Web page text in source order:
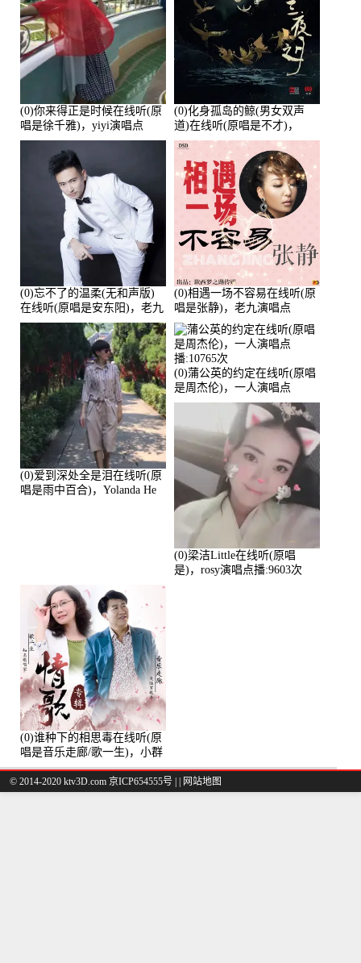
(0)你来得正是时候在线听(原
唱是徐千雅)，yiyi演唱点
播:21991次
(0)化身孤岛的鲸(男女双声
道)在线听(原唱是不才)，
HGBai演唱点播:19428次
(0)忘不了的温柔(无和声版)
在线听(原唱是安东阳)，老九
演唱点播:17392次
(0)相遇一场不容易在线听(原
唱是张静)，老九演唱点
播:11453次
(0)爱到深处全是泪在线听(原
唱是雨中百合)，Yolanda He
(0)蒲公英的约定在线听(原唱
是周杰伦)，一人演唱点
播:10765次
(0)梁洁Little在线听(原唱
是)，rosy演唱点播:9603次
(0)谁种下的相思毒在线听(原
唱是音乐走廊/歌一生)，小群
演唱点播:8975次
© 2014-2020 ktv3D.com 京ICP654555号 | 网站地图